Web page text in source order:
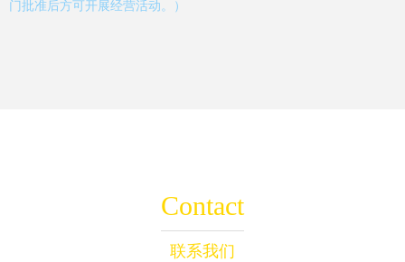
门批准后方可开展经营活动。）
Contact
联系我们